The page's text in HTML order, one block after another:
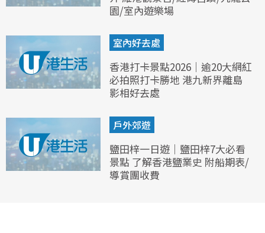
園/室內遊樂場
室內好去處
香港打卡景點2026｜逾20大網紅
必拍照打卡勝地 港九新界離島
影相好去處
戶外郊遊
鹽田梓一日遊｜鹽田梓7大必看
景點 了解香港鹽業史 附船期表/
導賞團收費